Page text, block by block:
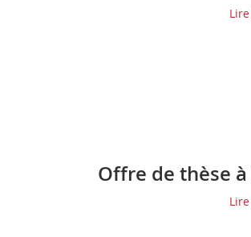
Offre de thèse à